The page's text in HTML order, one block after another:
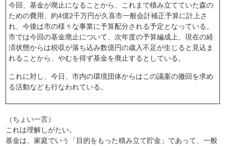
今回、基金が廃止になることから、これまで積み立てていた森の
ための費用、約4億2千万円が久喜市一般会計補正予算に計上さ
れ、今後は市の様々な事業に予算配分される予定となっている。
市では今回の基金廃止について、次年度の予算編成上、現在の経
済状態からは税収が落ち込み数億円の歳入不足が生じると見込ま
れることから、やむを得ず基金を廃止するとしている。
これに対し、今日、市内の環境団体からはこの議案の撤回を求め
る活動なども行なわれている。
（ちょい一言）
これは理解しがたい。
基金は、家庭でいう「目的をもった積み立て貯金」であって、一般